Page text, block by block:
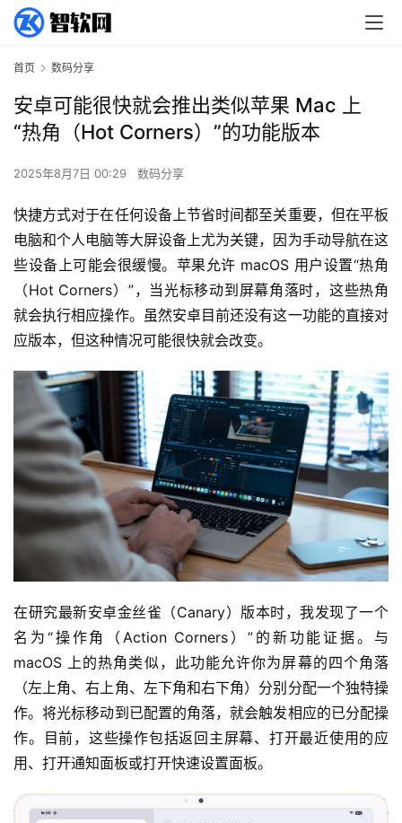
首页 数码分享
安卓可能很快就会推出类似苹果 Mac 上
“热角（Hot Corners）”的功能版本
2025年8月7日 00:29 数码分享
快捷方式对于在任何设备上节省时间都至关重要，但在平板
电脑和个人电脑等大屏设备上尤为关键，因为手动导航在这
些设备上可能会很缓慢。苹果允许 macOS 用户设置“热角
（Hot Corners）”，当光标移动到屏幕角落时，这些热角
就会执行相应操作。虽然安卓目前还没有这一功能的直接对
应版本，但这种情况可能很快就会改变。
在研究最新安卓金丝雀（Canary）版本时，我发现了一个
名为“操作角（Action Corners）”的新功能证据。与
macOS 上的热角类似，此功能允许你为屏幕的四个角落
（左上角、右上角、左下角和右下角）分别分配一个独特操
作。将光标移动到已配置的角落，就会触发相应的已分配操
作。目前，这些操作包括返回主屏幕、打开最近使用的应
用、打开通知面板或打开快速设置面板。